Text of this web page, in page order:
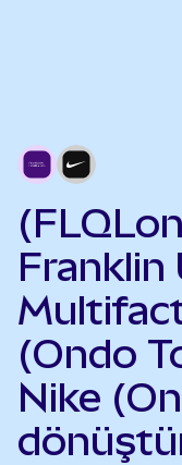
Franklin
(Ondo
Nike